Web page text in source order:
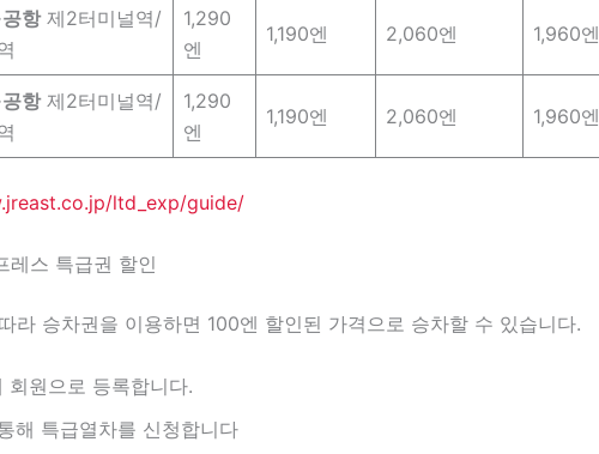
항제2터미널역/
1,290
엔
1,190엔 2,060엔 1,960엔
항제2터미널역/
1,290
엔
1,190엔 2,060엔 1,960엔
ltd_exp/guide/
레스 특급권 할인
라 승차권을 이용하면 100엔 할인된 가격으로 승차할 수 있습니다.
회원으로 등록합니다.
해 특급열차를 신청합니다